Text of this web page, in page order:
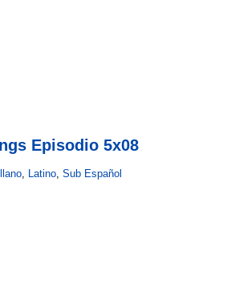
Episodio 5x08
Latino Sub Español